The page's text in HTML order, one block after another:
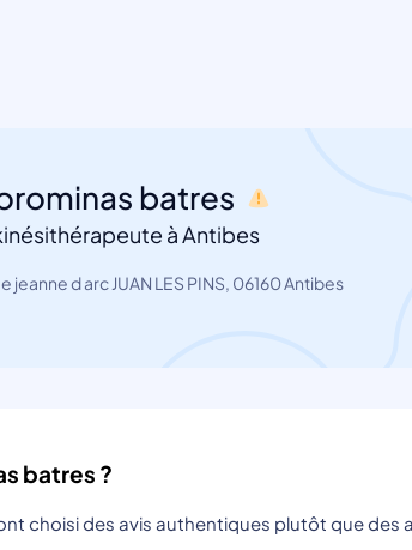
batres
à Antibes
jeanne d arc JUAN LES PINS, 06160 Antibes
batres ?
choisi des avis authentiques plutôt que des